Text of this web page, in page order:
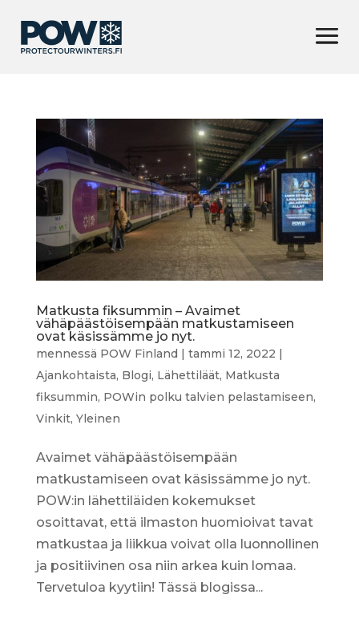
Matkusta fiksummin – Avaimet
vähäpäästöisempään matkustamiseen
ovat käsissämme jo nyt.
mennessä POW Finland | tammi 12, 2022 |
Ajankohtaista, Blogi, Lähettiläät, Matkusta
fiksummin, POWin polku talvien pelastamiseen,
Vinkit, Yleinen
Avaimet vähäpäästöisempään
matkustamiseen ovat käsissämme jo nyt.
POW:in lähettiläiden kokemukset
osoittavat, että ilmaston huomioivat tavat
matkustaa ja liikkua voivat olla luonnollinen
ja positiivinen osa niin arkea kuin lomaa.
Tervetuloa kyytiin! Tässä blogissa...